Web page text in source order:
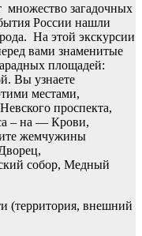
загадочных
России нашли
На этой экскурсии
вами знаменитые
площадей:
Вы узнаете
местами,
проспекта,
– на — Крови,
жемчужины
собор, Медный
(территория, внешний